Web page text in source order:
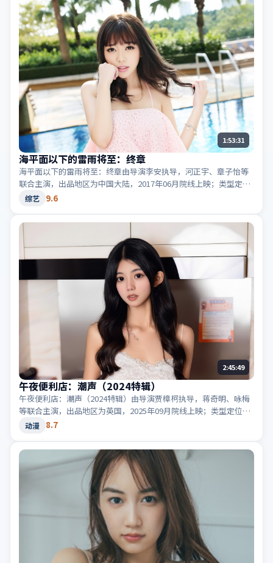
1:53:31
海平面以下的雷雨将至：终章
海平面以下的雷雨将至：终章由导演李安执导，河正宇、章子怡等
联合主演，出品地区为中国大陆，2017年06月院线上映；类型定位
为综艺·喜剧，轻快节奏与生活化笑点。适合检索「中国大陆喜
综艺 9.6
2:45:49
午夜便利店：潮声（2024特辑）
午夜便利店：潮声（2024特辑）由导演贾樟柯执导，蒋奇明、咏梅
等联合主演，出品地区为英国，2025年09月院线上映；类型定位为
动漫·惊悚，音效与剪辑节奏凌厉。适合检索「英国惊悚」「2025
动漫 8.7